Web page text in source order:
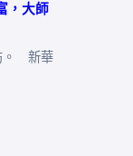
，大師
。 新華